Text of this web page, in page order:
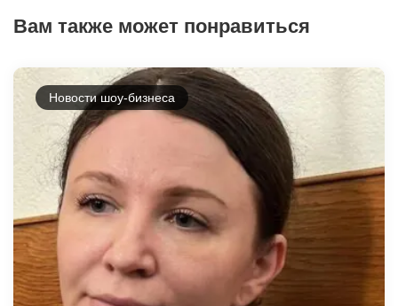
Вам также может понравиться
Новости шоу-бизнеса